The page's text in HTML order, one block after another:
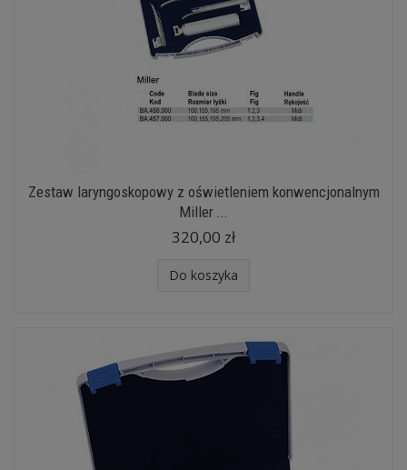
Zestaw laryngoskopowy z oświetleniem konwencjonalnym
Miller ...
320,00 zł
Do koszyka